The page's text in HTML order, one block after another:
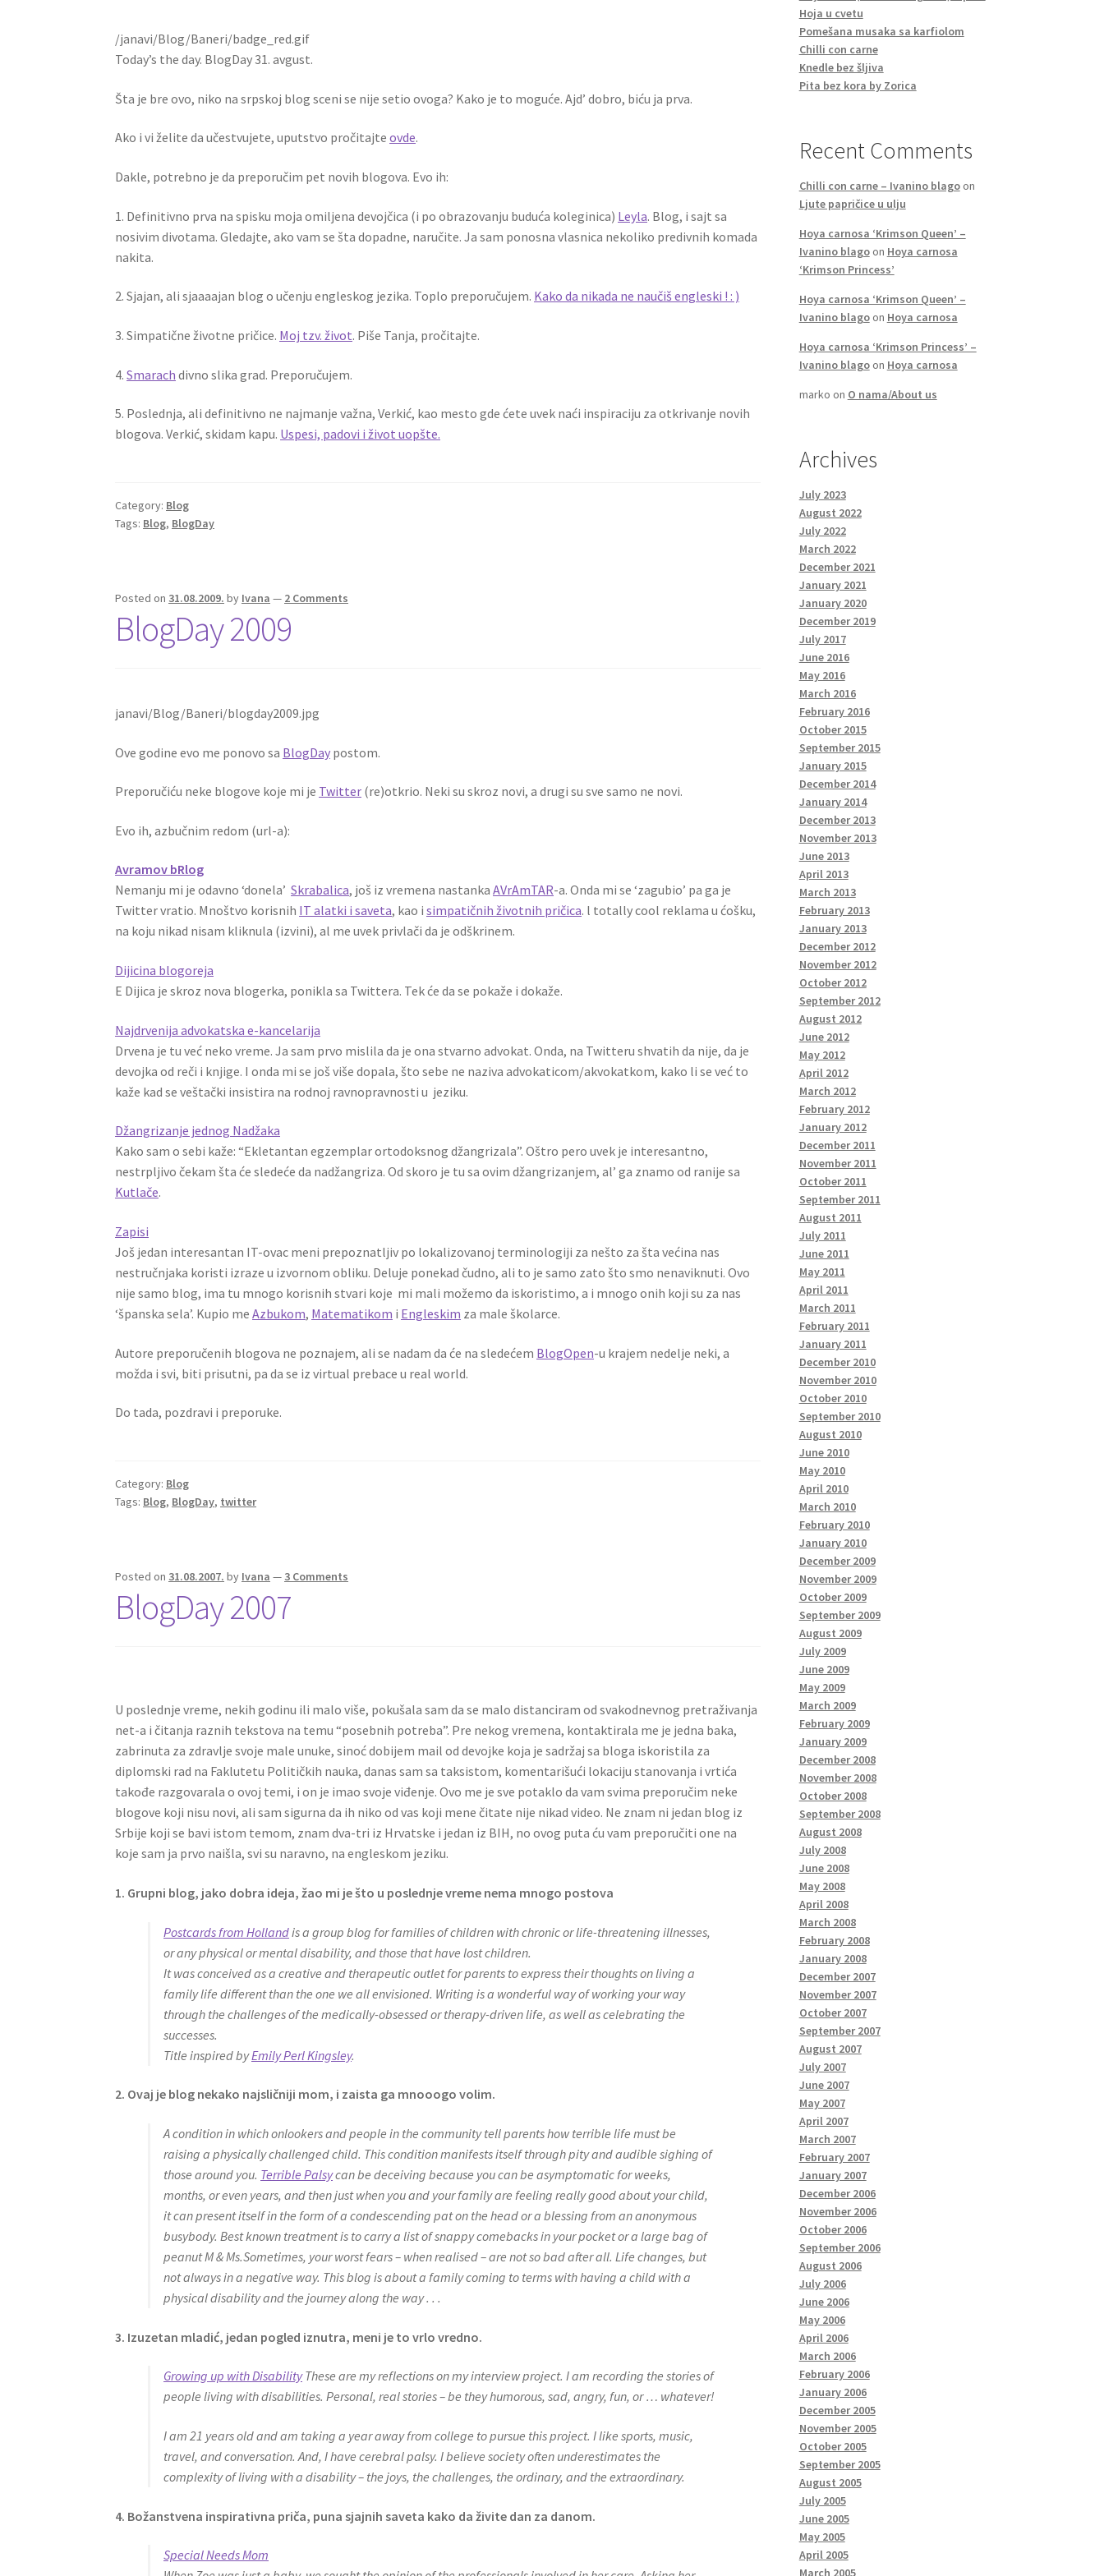
/janavi/Blog/Baneri/badge_red.gif
Today’s the day. BlogDay 31. avgust.
Šta je bre ovo, niko na srpskoj blog sceni se nije setio ovoga? Kako je to moguće. Ajd’ dobro, biću ja prva.
Ako i vi želite da učestvujete, uputstvo pročitajteovde.
Dakle, potrebno je da preporučim pet novih blogova. Evo ih:
1. Definitivno prva na spisku moja omiljena devojčica (i po obrazovanju buduća koleginica) Leyla. Blog, i sajt sa
nosivim divotama. Gledajte, ako vam se šta dopadne, naručite. Ja sam ponosna vlasnica nekoliko predivnih komada
nakita.
2. Sjajan, ali sjaaaajan blog o učenju engleskog jezika. Toplo preporučujem. Kako da nikada ne naučiš engleski ! : )
3. Simpatične životne pričice. Moj tzv. život. Piše Tanja, pročitajte.
4.Smarach divno slika grad. Preporučujem.
5. Poslednja, ali definitivno ne najmanje važna, Verkić, kao mesto gde ćete uvek naći inspiraciju za otkrivanje novih
blogova. Verkić, skidam kapu. Uspesi, padovi i život uopšte.
Category: Blog
Tags: Blog, BlogDay
Posted on 31.08.2009. by Ivana — 2 Comments
BlogDay 2009
janavi/Blog/Baneri/blogday2009.jpg
Ove godine evo me ponovo sa BlogDay postom.
Preporučiću neke blogove koje mi je Twitter (re)otkrio. Neki su skroz novi, a drugi su sve samo ne novi.
Evo ih, azbučnim redom (url-a):
Avramov bRlog
Nemanju mi je odavno ‘donela’Skrabalica, još iz vremena nastankaAVrAmTAR-a. Onda mi se ‘zagubio’ pa ga je
Twitter vratio. Mnoštvo korisnih IT alatki i saveta, kao isimpatičnih životnih pričica. l totally cool reklama u ćošku,
na koju nikad nisam kliknula (izvini), al me uvek privlači da je odškrinem.
Dijicina blogoreja
E Dijica je skroz nova blogerka, ponikla sa Twittera. Tek će da se pokaže i dokaže.
Najdrvenija advokatska e-kancelarija
Drvena je tu već neko vreme. Ja sam prvo mislila da je ona stvarno advokat. Onda, na Twitteru shvatih da nije, da je
devojka od reči i knjige. I onda mi se još više dopala, što sebe ne naziva advokaticom/akvokatkom, kako li se već to
kaže kad se veštački insistira na rodnoj ravnopravnosti u jeziku.
Džangrizanje jednog Nadžaka
Kako sam o sebi kaže: “Ekletantan egzemplar ortodoksnog džangrizala”. Oštro pero uvek je interesantno,
nestrpljivo čekam šta će sledeće da nadžangriza. Od skoro je tu sa ovim džangrizanjem, al’ ga znamo od ranije sa
Kutlače.
Zapisi
Još jedan interesantan IT-ovac meni prepoznatljiv po lokalizovanoj terminologiji za nešto za šta većina nas
nestručnjaka koristi izraze u izvornom obliku. Deluje ponekad čudno, ali to je samo zato što smo nenaviknuti. Ovo
nije samo blog, ima tu mnogo korisnih stvari koje mi mali možemo da iskoristimo, a i mnogo onih koji su za nas
‘španska sela’. Kupio meAzbukom, Matematikom i Engleskim za male školarce.
Autore preporučenih blogova ne poznajem, ali se nadam da će na sledećem BlogOpen-u krajem nedelje neki, a
možda i svi, biti prisutni, pa da se iz virtual prebace u real world.
Do tada, pozdravi i preporuke.
Category: Blog
Tags: Blog, BlogDay, twitter
Posted on 31.08.2007. by Ivana — 3 Comments
BlogDay 2007
U poslednje vreme, nekih godinu ili malo više, pokušala sam da se malo distanciram od svakodnevnog pretraživanja
net-a i čitanja raznih tekstova na temu “posebnih potreba”. Pre nekog vremena, kontaktirala me je jedna baka,
zabrinuta za zdravlje svoje male unuke, sinoć dobijem mail od devojke koja je sadržaj sa bloga iskoristila za
diplomski rad na Faklutetu Političkih nauka, danas sam sa taksistom, komentarišući lokaciju stanovanja i vrtića
takođe razgovarala o ovoj temi, i on je imao svoje viđenje. Ovo me je sve potaklo da vam svima preporučim neke
blogove koji nisu novi, ali sam sigurna da ih niko od vas koji mene čitate nije nikad video. Ne znam ni jedan blog iz
Srbije koji se bavi istom temom, znam dva-tri iz Hrvatske i jedan iz BIH, no ovog puta ću vam preporučiti one na
koje sam ja prvo naišla, svi su naravno, na engleskom jeziku.
1. Grupni blog, jako dobra ideja, žao mi je što u poslednje vreme nema mnogo postova
Postcards from Hollandis a group blog for families of children with chronic or life-threatening illnesses,
or any physical or mental disability, and those that have lost children.
It was conceived as a creative and therapeutic outlet for parents to express their thoughts on living a
family life different than the one we all envisioned. Writing is a wonderful way of working your way
through the challenges of the medically-obsessed or therapy-driven life, as well as celebrating the
successes.
Title inspired byEmily Perl Kingsley.
2. Ovaj je blog nekako najsličniji mom, i zaista ga mnooogo volim.
A condition in which onlookers and people in the community tell parents how terrible life must be
raising a physically challenged child. This condition manifests itself through pity and audible sighing of
those around you. Terrible Palsycan be deceiving because you can be asymptomatic for weeks,
months, or even years, and then just when you and your family are feeling really good about your child,
it can present itself in the form of a condescending pat on the head or a blessing from an anonymous
busybody. Best known treatment is to carry a list of snappy comebacks in your pocket or a large bag of
peanut M & Ms.Sometimes, your worst fears – when realised – are not so bad after all. Life changes, but
not always in a negative way. This blog is about a family coming to terms with having a child with a
physical disability and the journey along the way . . .
3. Izuzetan mladić, jedan pogled iznutra, meni je to vrlo vredno.
Growing up with DisabilityThese are my reflections on my interview project. I am recording the stories of
people living with disabilities. Personal, real stories – be they humorous, sad, angry, fun, or … whatever!
I am 21 years old and am taking a year away from college to pursue this project. I like sports, music,
travel, and conversation. And, I have cerebral palsy. I believe society often underestimates the
complexity of living with a disability – the joys, the challenges, the ordinary, and the extraordinary.
4. Božanstvena inspirativna priča, puna sjajnih saveta kako da živite dan za danom.
Special Needs Mom
Hoja u cvetu
Pomešana musaka sa karfiolom
Chilli con carne
Knedle bez šljiva
Pita bez kora by Zorica
Recent Comments
Chilli con carne – Ivanino blagoon
Ljute papričice u ulju
Hoya carnosa ‘Krimson Queen’ –
Ivanino blagoon Hoya carnosa
‘Krimson Princess’
Hoya carnosa ‘Krimson Queen’ –
Ivanino blagoon Hoya carnosa
Hoya carnosa ‘Krimson Princess’ –
Ivanino blagoon Hoya carnosa
marko on O nama/About us
Archives
July 2023
August 2022
July 2022
March 2022
December 2021
January 2021
January 2020
December 2019
July 2017
June 2016
May 2016
March 2016
February 2016
October 2015
September 2015
January 2015
December 2014
January 2014
December 2013
November 2013
June 2013
April 2013
March 2013
February 2013
January 2013
December 2012
November 2012
October 2012
September 2012
August 2012
June 2012
May 2012
April 2012
March 2012
February 2012
January 2012
December 2011
November 2011
October 2011
September 2011
August 2011
July 2011
June 2011
May 2011
April 2011
March 2011
February 2011
January 2011
December 2010
November 2010
October 2010
September 2010
August 2010
June 2010
May 2010
April 2010
March 2010
February 2010
January 2010
December 2009
November 2009
October 2009
September 2009
August 2009
July 2009
June 2009
May 2009
March 2009
February 2009
January 2009
December 2008
November 2008
October 2008
September 2008
August 2008
July 2008
June 2008
May 2008
April 2008
March 2008
February 2008
January 2008
December 2007
November 2007
October 2007
September 2007
August 2007
July 2007
June 2007
May 2007
April 2007
March 2007
February 2007
January 2007
December 2006
November 2006
October 2006
September 2006
August 2006
July 2006
June 2006
May 2006
April 2006
March 2006
February 2006
January 2006
December 2005
November 2005
October 2005
September 2005
August 2005
July 2005
June 2005
May 2005
April 2005
March 2005